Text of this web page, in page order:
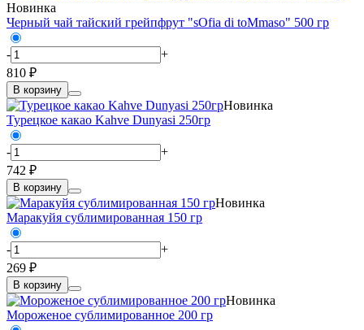
Новинка
Черный чай тайский грейпфрут "sOfia di toMmaso" 500 гр
-
+
810 ₽
В корзину
Новинка
Турецкое какао Kahve Dunyasi 250гр
-
+
742 ₽
В корзину
Новинка
Маракуйя сублимированная 150 гр
-
+
269 ₽
В корзину
Новинка
Мороженое сублимированное 200 гр